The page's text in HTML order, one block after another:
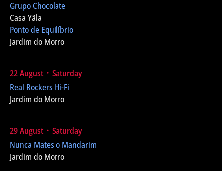
Grupo Chocolate
Casa Yäla
Ponto de Equilíbrio
Jardim do Morro
22 August ᛫ Saturday
Real Rockers Hi-Fi
Jardim do Morro
29 August ᛫ Saturday
Nunca Mates o Mandarim
Jardim do Morro